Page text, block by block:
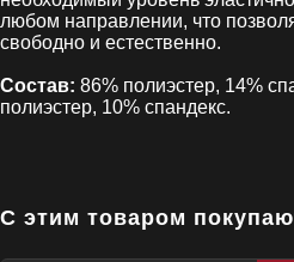
любом направлении, что
свободно и естественно.
Состав: 86% полиэстер, 14%
полиэстер, 10% спандекс.
С этим товаром